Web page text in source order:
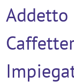
Addetto